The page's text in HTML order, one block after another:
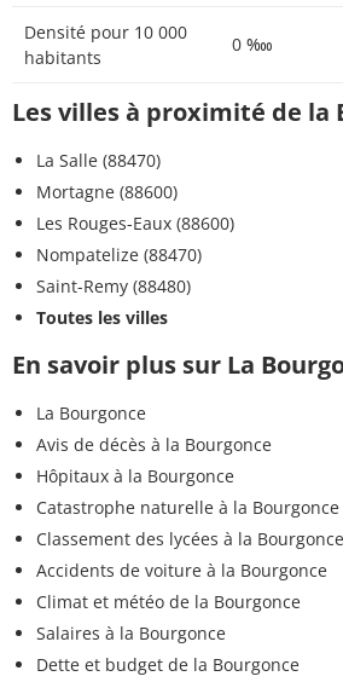
Densité pour 10 000
habitants
0 ‱
Les villes à proximité de la
La Salle (88470)
Mortagne (88600)
Les Rouges-Eaux (88600)
Nompatelize (88470)
Saint-Remy (88480)
Toutes les villes
En savoir plus sur La
La Bourgonce
Avis de décès à la Bourgonce
Hôpitaux à la Bourgonce
Catastrophe naturelle à la Bourgonce
Classement des lycées à la Bourgonce
Accidents de voiture à la Bourgonce
Climat et météo de la Bourgonce
Salaires à la Bourgonce
Dette et budget de la Bourgonce